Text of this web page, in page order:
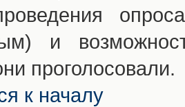
и
проголосовали.
к началу